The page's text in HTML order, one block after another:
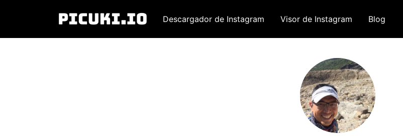
Descargador de Instagram Visor de Instagram Blog